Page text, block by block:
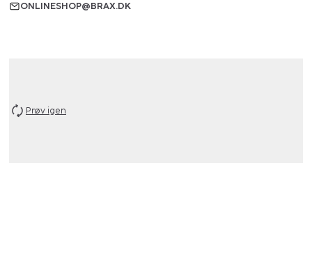
ONLINESHOP@BRAX.DK
Prøv igen